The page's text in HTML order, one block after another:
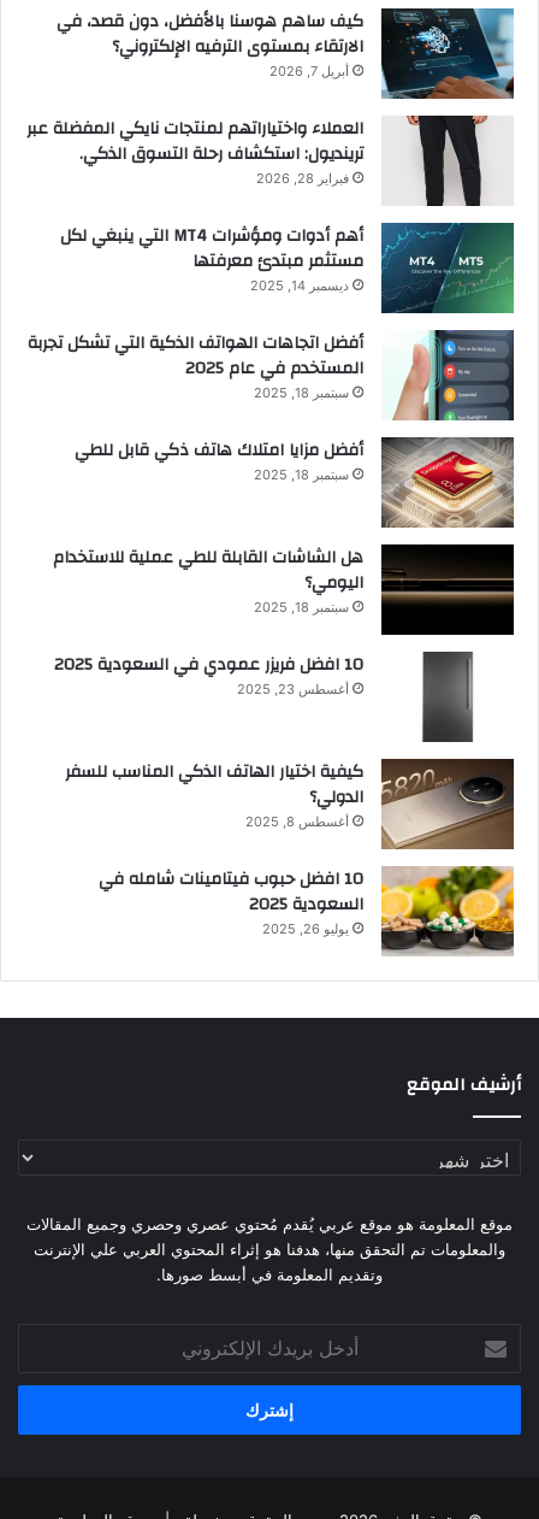
كيف ساهم هوسنا بالأفضل، دون قصد، في
الارتقاء بمستوى الترفيه الإلكتروني؟
أبريل 7, 2026
العملاء واختياراتهم لمنتجات نايكي المفضلة عبر
ترينديول: استكشاف رحلة التسوق الذكي.
فبراير 28, 2026
أهم أدوات ومؤشرات MT4 التي ينبغي لكل
مستثمر مبتدئ معرفتها
ديسمبر 14, 2025
أفضل اتجاهات الهواتف الذكية التي تشكل تجربة
المستخدم في عام 2025
سبتمبر 18, 2025
أفضل مزايا امتلاك هاتف ذكي قابل للطي
سبتمبر 18, 2025
هل الشاشات القابلة للطي عملية للاستخدام
اليومي؟
سبتمبر 18, 2025
10 افضل فريزر عمودي​ في السعودية​ 2025
أغسطس 23, 2025
كيفية اختيار الهاتف الذكي المناسب للسفر
الدولي؟
أغسطس 8, 2025
10 افضل حبوب فيتامينات شامله​ في
السعودية 2025
يوليو 26, 2025
أرشيف الموقع
أرشيف
موقع المعلومة هو موقع عربي يُقدم مُحتوي عصري وحصري وجميع المقالات
والمعلومات تم التحقق منها، هدفنا هو إثراء المحتوي العربي علي الإنترنت
وتقديم المعلومة في أبسط صورها.
بريدك
الإلكتروني